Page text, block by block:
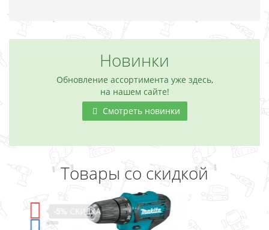
Новинки
Обновление ассортимента уже здесь,
на нашем сайте!
Смотреть новинки
Товары со скидкой
-5%СКИДКА